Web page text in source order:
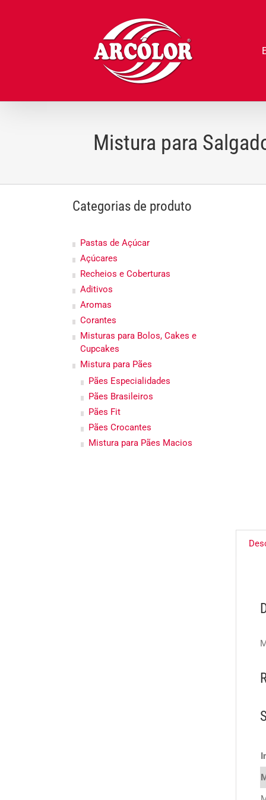
Mistura para
Categorias de produto
Pastas de Açúcar
Açúcares
Recheios e Coberturas
Aditivos
Aromas
Corantes
Misturas para Bolos, Cakes e
Cupcakes
Mistura para Pães
Pães Especialidades
Pães Brasileiros
Pães Fit
Pães Crocantes
Mistura para Pães Macios